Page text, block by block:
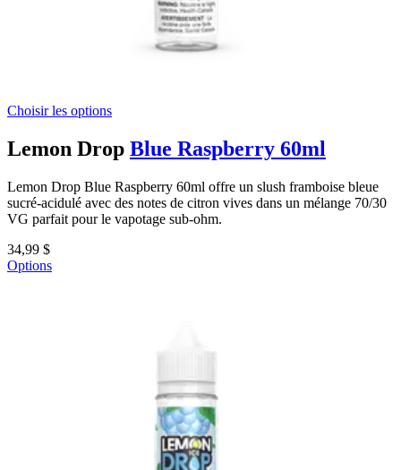
Choisir les options
Lemon Drop Blue Raspberry 60ml
Lemon Drop Blue Raspberry 60ml offre un slush framboise bleue
sucré-acidulé avec des notes de citron vives dans un mélange 70/30
VG parfait pour le vapotage sub-ohm.
34,99 $
Options